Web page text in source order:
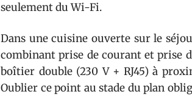
seulement du Wi-Fi.
Dans une cuisine ouverte sur le
combinant prise de courant et prise
boîtier double (230 V + RJ45) à
Oublier ce point au stade du plan